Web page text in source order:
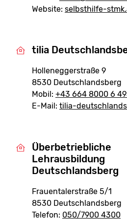
Website: selbsthilfe-
tilia
Holleneggerstraße 9
8530 Deutschlandsberg
Mobil: +43 664 8000 6
E-Mail: tilia-
Überbetriebliche
Lehrausbildung
Deutschlandsberg
Frauentalerstraße 5/1
8530 Deutschlandsberg
Telefon: 050/7900 4300